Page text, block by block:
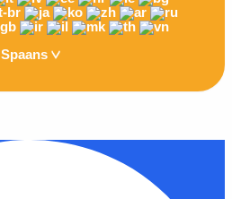
Spaans